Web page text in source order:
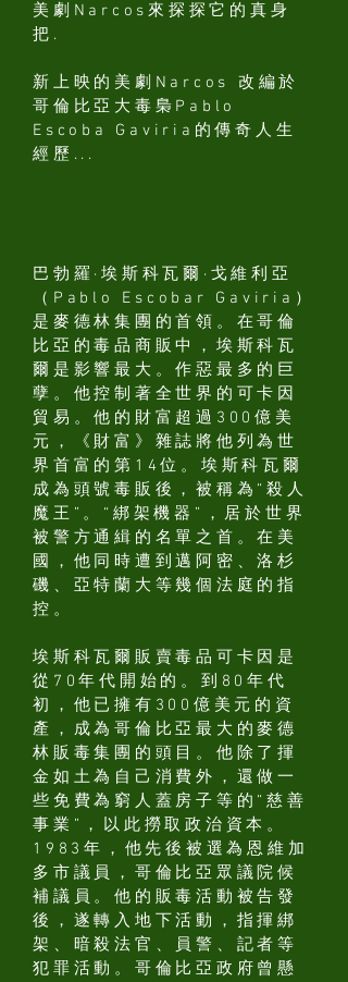
美劇Narcos來探探它的真身
把.
新上映的美劇Narcos 改編於
哥倫比亞大毒梟Pablo
Escoba Gaviria的傳奇人生
經歷...
巴勃羅·埃斯科瓦爾·戈維利亞
（Pablo Escobar Gaviria）
是麥德林集團的首領。在哥倫
比亞的毒品商販中，埃斯科瓦
爾是影響最大。作惡最多的巨
孽。他控制著全世界的可卡因
貿易。他的財富超過300億美
元，《財富》雜誌將他列為世
界首富的第14位。埃斯科瓦爾
成為頭號毒販後，被稱為“殺人
魔王”。“綁架機器”，居於世界
被警方通緝的名單之首。在美
國，他同時遭到邁阿密、洛杉
磯、亞特蘭大等幾個法庭的指
控。
埃斯科瓦爾販賣毒品可卡因是
從70年代開始的。到80年代
初，他已擁有300億美元的資
產，成為哥倫比亞最大的麥德
林販毒集團的頭目。他除了揮
金如土為自己消費外，還做一
些免費為窮人蓋房子等的“慈善
事業”，以此撈取政治資本。
1983年，他先後被選為恩維加
多市議員，哥倫比亞眾議院候
補議員。他的販毒活動被告發
後，遂轉入地下活動，指揮綁
架、暗殺法官、員警、記者等
犯罪活動。哥倫比亞政府曾懸